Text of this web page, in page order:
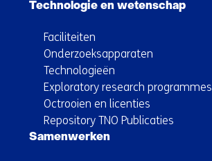
Technologie en wetenschap
Faciliteiten
Onderzoeksapparaten
Technologieën
Exploratory research programmes
Octrooien en licenties
Repository TNO Publicaties
Samenwerken